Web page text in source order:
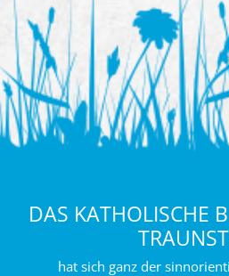
DAS KATHOLISCHE
hat sich ganz der